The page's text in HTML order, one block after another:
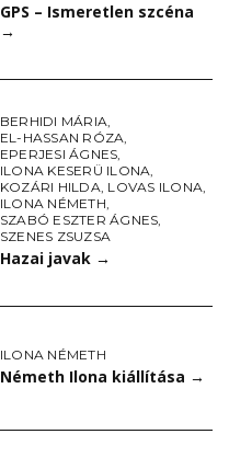
GPS – Ismeretlen szcéna
→
BERHIDI MÁRIA,
EL-HASSAN RÓZA,
EPERJESI ÁGNES,
ILONA KESERÜ ILONA,
KOZÁRI HILDA, LOVAS ILONA,
ILONA NÉMETH,
SZABÓ ESZTER ÁGNES,
SZENES ZSUZSA
Hazai javak →
ILONA NÉMETH
Németh Ilona kiállítása →